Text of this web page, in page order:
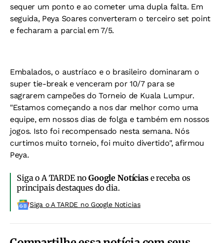
sequer um ponto e ao cometer uma dupla falta. Em
seguida, Peya Soares converteram o terceiro set point
e fecharam a parcial em 7/5.
Embalados, o austríaco e o brasileiro dominaram o
super tie-break e venceram por 10/7 para se
sagrarem campeões do Torneio de Kuala Lumpur.
"Estamos começando a nos dar melhor como uma
equipe, em nossos dias de folga e também em nossos
jogos. Isto foi recompensado nesta semana. Nós
curtimos muito torneio, foi muito divertido", afirmou
Peya.
Siga o A TARDE noGoogle Notíciase receba os
principais destaques do dia.
Siga o A TARDE no Google Noticias